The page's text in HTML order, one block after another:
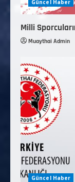
Güncel Haber
Milli
Muaythai Admin
Güncel Haber